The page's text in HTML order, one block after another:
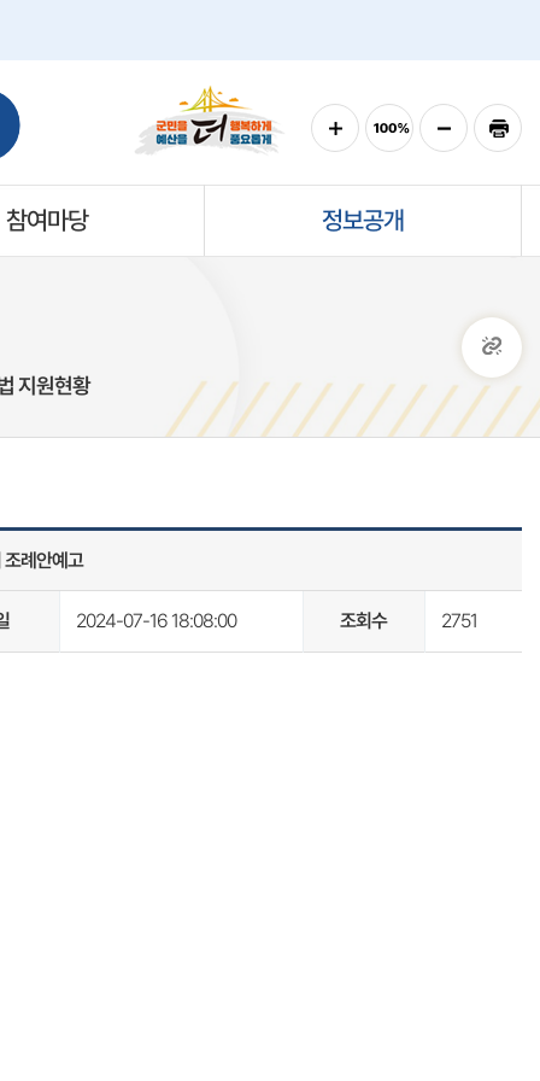
참여마당 정보공개
지원현황
례안예고
2024-07-16 18:08:00 조회수 2751